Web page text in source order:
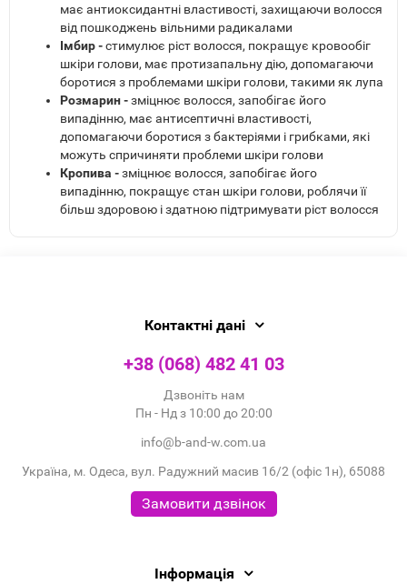
має антиоксидантні властивості, захищаючи волосся
від пошкоджень вільними радикалами
Імбир -стимулює ріст волосся, покращує кровообіг
шкіри голови, має протизапальну дію, допомагаючи
боротися з проблемами шкіри голови, такими як лупа
Розмарин -зміцнює волосся, запобігає його
випадінню, має антисептичні властивості,
допомагаючи боротися з бактеріями і грибками, які
можуть спричиняти проблеми шкіри голови
Кропива -зміцнює волосся, запобігає його
випадінню, покращує стан шкіри голови, роблячи її
більш здоровою і здатною підтримувати ріст волосся
Контактні дані
+38 (068) 482 41 03
Дзвоніть нам
Пн - Нд з 10:00 до 20:00
info@b-and-w.com.ua
Україна, м. Одеса, вул. Радужний масив 16/2 (офіс 1н), 65088
Замовити дзвінок
Інформація